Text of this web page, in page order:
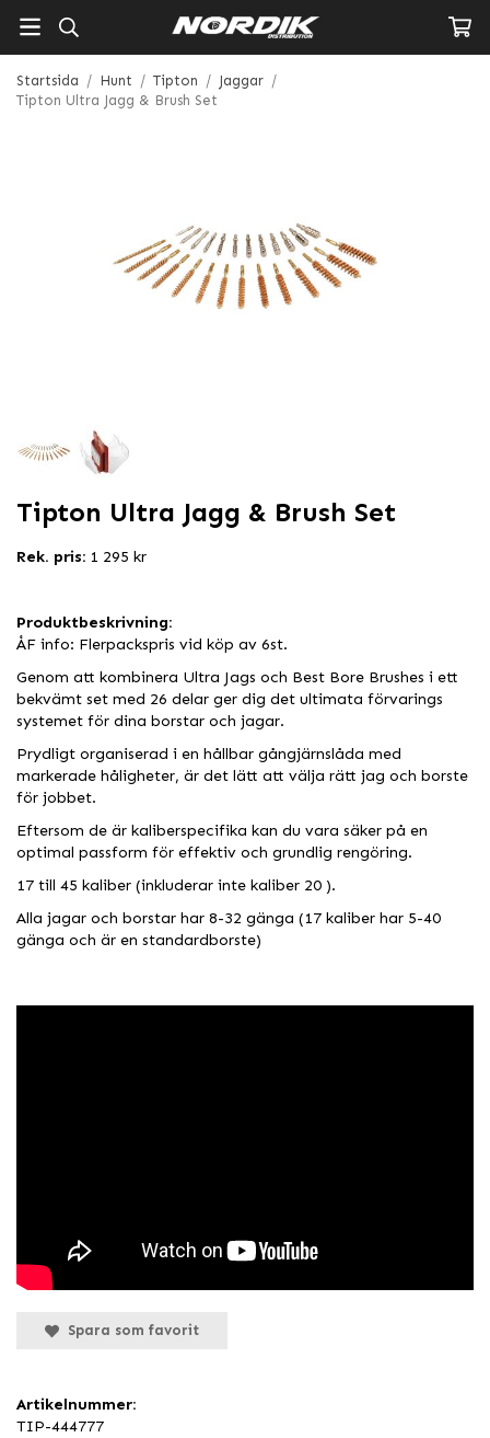
Startsida / Hunt / Tipton / Jaggar /
Tipton Ultra Jagg & Brush Set
Tipton Ultra Jagg & Brush Set
Rek. pris: 1 295 kr
Produktbeskrivning:
ÅF info: Flerpackspris vid köp av 6st.
Genom att kombinera Ultra Jags och Best Bore Brushes i ett
bekvämt set med 26 delar ger dig det ultimata förvarings
systemet för dina borstar och jagar.
Prydligt organiserad i en hållbar gångjärnslåda med
markerade håligheter, är det lätt att välja rätt jag och borste
för jobbet.
Eftersom de är kaliberspecifika kan du vara säker på en
optimal passform för effektiv och grundlig rengöring.
17 till 45 kaliber (inkluderar inte kaliber 20 ).
Alla jagar och borstar har 8-32 gänga (17 kaliber har 5-40
gänga och är en standardborste)
Spara som favorit
Artikelnummer:
TIP-444777